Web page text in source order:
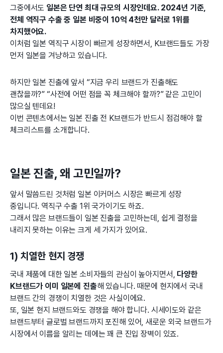
그중에서도 일본은 단연 최대 규모의 시장인데요. 2024년 기준,
전체 역직구 수출 중 일본 비중이 10억 4천만 달러로 1위를
차지했어요.
이처럼 일본 역직구 시장이 빠르게 성장하면서, K브랜드들도 가장
먼저 일본을 겨냥하고 있습니다.
하지만 일본 진출에 앞서 “지금 우리 브랜드가 진출해도
괜찮을까?” “사전에 어떤 점을 꼭 체크해야 할까?” 같은 고민이
많으실 텐데요!
이번 콘텐츠에서는 일본 진출 전 K브랜드가 반드시 점검해야 할
체크리스트를 소개합니다.
일본 진출, 왜 고민일까?
앞서 말씀드린 것처럼 일본 이커머스 시장은 빠르게 성장
중입니다. 역직구 수출 1위 국가이기도 하죠.
그래서 많은 브랜드들이 일본 진출을 고민하는데, 쉽게 결정을
내리지 못하는 이유는 크게 세 가지가 있어요.
1) 치열한 현지 경쟁
국내 제품에 대한 일본 소비자들의 관심이 높아지면서, 다양한
K브랜드가 이미 일본에 진출해 있습니다. 때문에 현지에서 국내
브랜드 간의 경쟁이 치열한 것은 사실이에요.
또, 일본 현지 브랜드와도 경쟁을 해야 합니다. 시세이도와 같은
브랜드부터 글로벌 브랜드까지 포진해 있어, 새로운 외국 브랜드가
시장에서 이름을 알리는 데에는 꽤 큰 진입 장벽이 있죠.